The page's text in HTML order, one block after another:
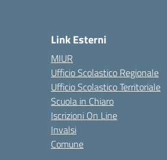
Link Esterni
MIUR
Ufficio Scolastico Regionale
Ufficio Scolastico Territoriale
Scuola in Chiaro
Iscrizioni On Line
Invalsi
Comune